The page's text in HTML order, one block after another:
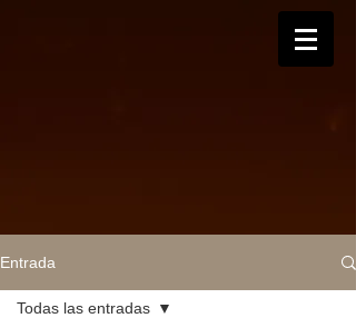
Entrada
Todas las entradas